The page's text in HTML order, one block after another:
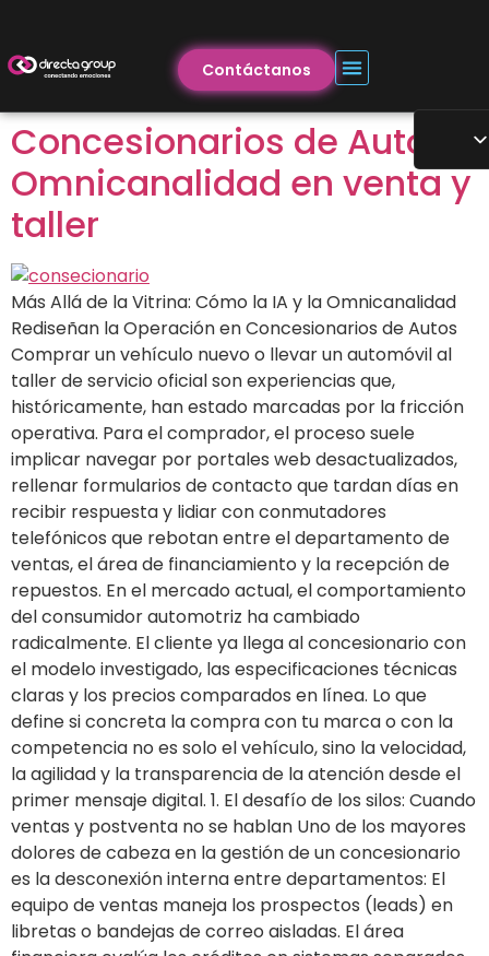
Contáctanos
Concesionarios de Autos:
Omnicanalidad en venta y
taller
Más Allá de la Vitrina: Cómo la IA y la Omnicanalidad
Rediseñan la Operación en Concesionarios de Autos
Comprar un vehículo nuevo o llevar un automóvil al
taller de servicio oficial son experiencias que,
históricamente, han estado marcadas por la fricción
operativa. Para el comprador, el proceso suele
implicar navegar por portales web desactualizados,
rellenar formularios de contacto que tardan días en
recibir respuesta y lidiar con conmutadores
telefónicos que rebotan entre el departamento de
ventas, el área de financiamiento y la recepción de
repuestos. En el mercado actual, el comportamiento
del consumidor automotriz ha cambiado
radicalmente. El cliente ya llega al concesionario con
el modelo investigado, las especificaciones técnicas
claras y los precios comparados en línea. Lo que
define si concreta la compra con tu marca o con la
competencia no es solo el vehículo, sino la velocidad,
la agilidad y la transparencia de la atención desde el
primer mensaje digital. 1. El desafío de los silos: Cuando
ventas y postventa no se hablan Uno de los mayores
dolores de cabeza en la gestión de un concesionario
es la desconexión interna entre departamentos: El
equipo de ventas maneja los prospectos (leads) en
libretas o bandejas de correo aisladas. El área